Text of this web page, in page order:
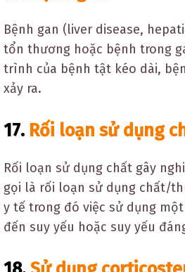
Bệnh gan (liver disease,
tổn thương hoặc bệnh trong
trình của bệnh tật kéo dài,
xảy ra.
17. Rối loạn sử dụng
Rối loạn sử dụng chất gây
gọi là rối loạn sử dụng chất/
y tế trong đó việc sử dụng
đến suy yếu hoặc suy yếu